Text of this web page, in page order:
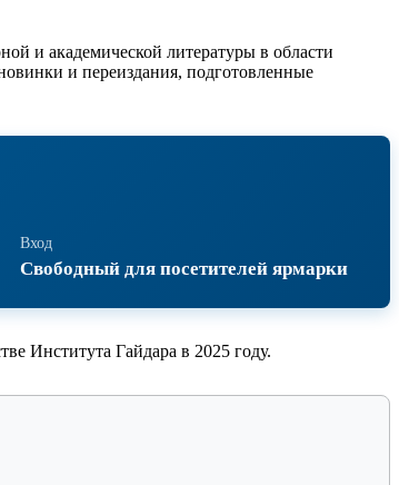
и академической литературы в области
и переиздания, подготовленные
Вход
Свободный для посетителей ярмарки
Института Гайдара в 2025 году.